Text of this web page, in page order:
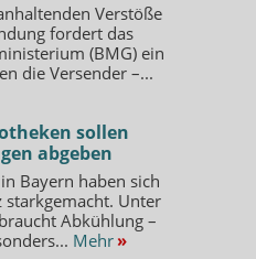
Verstöße
fordert das
(BMG) ein
die Versender –...
sollen
abgeben
Bayern haben sich
Unter
Abkühlung –
Mehr »